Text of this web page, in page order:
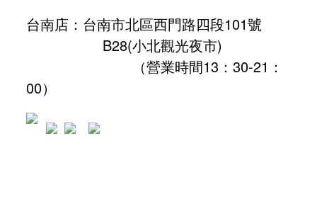
台南店：台南市北區西門路四段101號
B28(小北觀光夜市)
（營業時間13：30-21：
00）